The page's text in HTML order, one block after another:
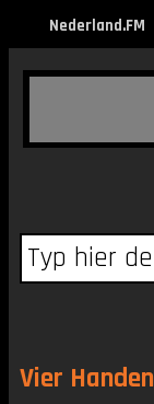
Nederland.FM
Vier